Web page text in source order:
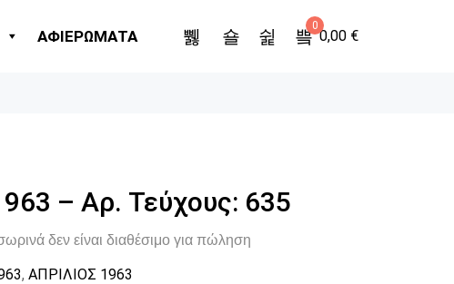
ΑΦΙΕΡΩΜΑΤΑ
0
0,00 €
– Αρ. Τεύχους: 635
δεν είναι διαθέσιμο για πώληση
, ΑΠΡΙΛΙΟΣ 1963